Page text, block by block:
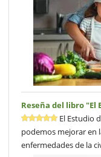
Reseña del libro "El
El Estudio
podemos mejorar en
enfermedades de la